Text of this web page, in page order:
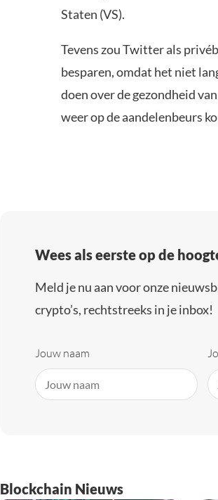
Staten (VS).
Tevens zou Twitter als
besparen, omdat het niet
doen over de gezondheid
weer op de aandelenbeurs
Wees als eerste op de
Meld je nu aan voor onze
crypto’s, rechtstreeks in je inbox!
Jouw naam
Blockchain Nieuws